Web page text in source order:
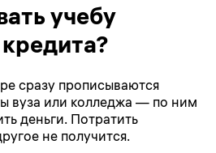
учебу
сразу прописываются
вуза или колледжа — по ним
деньги. Потратить
не получится.